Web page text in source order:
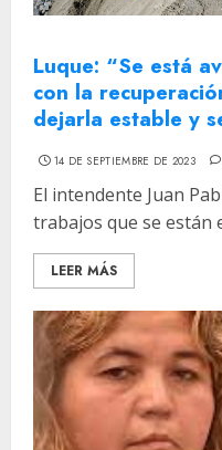
Luque: “Se está
con la
dejarla estable y
14 DE SEPTIEMBRE DE 2023
El intendente Juan
trabajos que se están
LEER MÁS